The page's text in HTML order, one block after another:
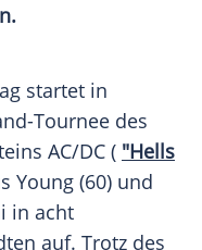
startet in
Tournee des
AC/DC ( "Hells
Young (60) und
in acht
auf. Trotz des